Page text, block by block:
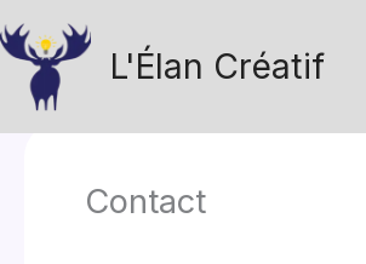
au
contenu
L'Élan Créatif
Contact